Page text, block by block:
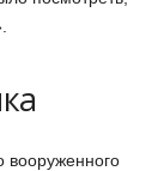
вооруженного